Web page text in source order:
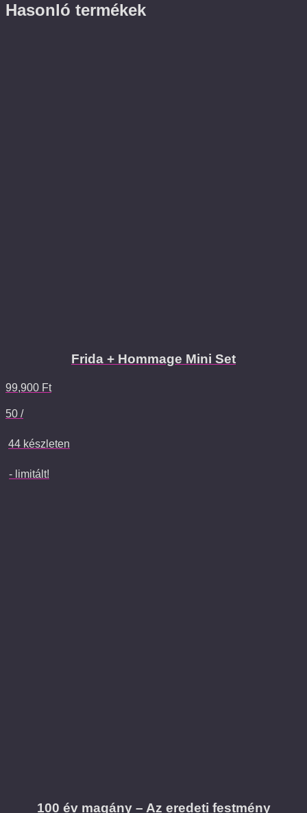
Hasonló termékek
Frida + Hommage Mini Set
99,900 Ft
50 /
44 készleten
- limitált!
100 év magány – Az eredeti festmény